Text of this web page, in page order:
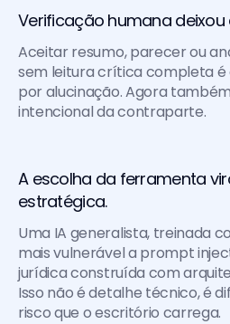
Verificação humana deixou
Aceitar resumo, parecer ou
sem leitura crítica completa é
por alucinação. Agora
intencional da contraparte.
A escolha da ferramenta
estratégica.
Uma IA generalista, treinada
mais vulnerável a prompt
jurídica construída com
Isso não é detalhe técnico, é
risco que o escritório carrega.